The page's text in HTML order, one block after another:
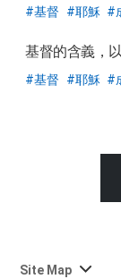
基督 耶穌
基督的含義，
基督 耶穌
Site Map 사